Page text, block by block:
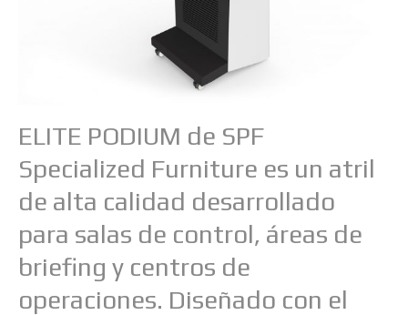
ELITE PODIUM de SPF
Specialized Furniture es un atril
de alta calidad desarrollado
para salas de control, áreas de
briefing y centros de
operaciones. Diseñado con el